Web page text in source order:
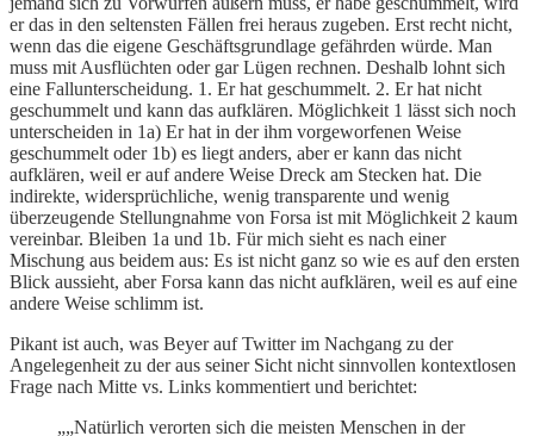
er das in den seltensten Fällen frei heraus zugeben. Erst recht nicht,
wenn das die eigene Geschäftsgrundlage gefährden würde. Man
muss mit Ausflüchten oder gar Lügen rechnen. Deshalb lohnt sich
eine Fallunterscheidung. 1. Er hat geschummelt. 2. Er hat nicht
geschummelt und kann das aufklären. Möglichkeit 1 lässt sich noch
unterscheiden in 1a) Er hat in der ihm vorgeworfenen Weise
geschummelt oder 1b) es liegt anders, aber er kann das nicht
aufklären, weil er auf andere Weise Dreck am Stecken hat. Die
indirekte, widersprüchliche, wenig transparente und wenig
überzeugende Stellungnahme von Forsa ist mit Möglichkeit 2 kaum
vereinbar. Bleiben 1a und 1b. Für mich sieht es nach einer
Mischung aus beidem aus: Es ist nicht ganz so wie es auf den ersten
Blick aussieht, aber Forsa kann das nicht aufklären, weil es auf eine
andere Weise schlimm ist.
Pikant ist auch, was Beyer auf Twitter im Nachgang zu der
Angelegenheit zu der aus seiner Sicht nicht sinnvollen kontextlosen
Frage nach Mitte vs. Links kommentiert und berichtet:
„„Natürlich verorten sich die meisten Menschen in der